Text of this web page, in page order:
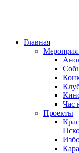
Главная
Час
Проекты